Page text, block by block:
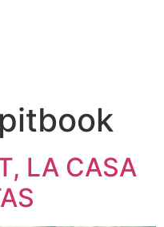
LA CASA